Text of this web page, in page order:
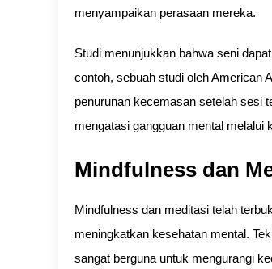
menyampaikan perasaan mereka.
Studi menunjukkan bahwa seni
contoh, sebuah studi oleh American
penurunan kecemasan setelah sesi
mengatasi gangguan mental melalui
Mindfulness dan
Mindfulness dan meditasi telah
meningkatkan kesehatan mental.
sangat berguna untuk mengurangi